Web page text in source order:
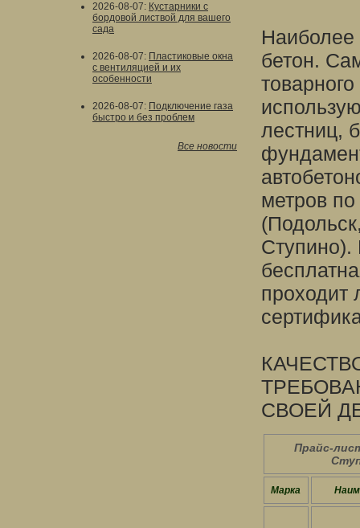
2026-08-07: Кустарники с
бордовой листвой для вашего
сада
2026-08-07: Пластиковые окна
с вентиляцией и их
особенности
2026-08-07: Подключение газа
быстро и без проблем
Все новости
Наиболее
бетон.
лестниц,
метров
Ступино).
проходит
СВОЕЙ
Прайс-
Марка